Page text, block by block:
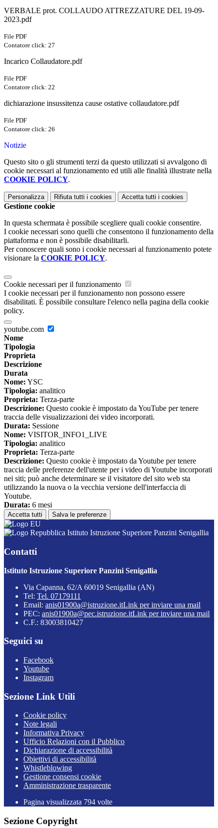
VERBALE prot. COLLAUDO ATTREZZATURE DEL 19-09-
2023.pdf
File PDF
Contatore click: 27
Incarico Collaudatore.pdf
File PDF
Contatore click: 22
dichiarazione insussitenza cause ostative collaudatore.pdf
File PDF
Contatore click: 26
Notizie
Questo sito o gli strumenti terzi da questo utilizzati si avvalgono di
cookie necessari al funzionamento ed utili alle finalità illustrate nella
COOKIE POLICY.
Personalizza Rifiuta tutti i cookies Accetta tutti i cookies
Gestione cookie
In questa schermata è possibile scegliere quali cookie consentire.
I cookie necessari sono quelli che consentono il funzionamento della
piattaforma e non è possibile disabilitarli.
Per conoscere quali sono i cookie necessari al funzionamento potete
visionare la COOKIE POLICY.
Cookie necessari per il funzionamento
I cookie necessari per il funzionamento non possono essere
disabilitati. È possibile consultare l'elenco nella pagina della cookie
policy.
youtube.com
Nome
Tipologia
Proprieta
Descrizione
Durata
Nome: YSC
Tipologia: analitico
Proprieta: Terza-parte
Descrizione: Questo cookie è impostato da YouTube per tenere
traccia delle visualizzazioni dei video incorporati.
Durata: Sessione
Nome: VISITOR_INFO1_LIVE
Tipologia: analitico
Proprieta: Terza-parte
Descrizione: Questo cookie è impostato da Youtube per tenere
traccia delle preferenze dell'utente per i video di Youtube incorporati
nei siti; può anche determinare se il visitatore del sito web sta
utilizzando la nuova o la vecchia versione dell'interfaccia di
Youtube.
Durata: 6 mesi
Accetta tutti Salva le preferenze
Istituto Istruzione Superiore Panzini Senigallia
Contatti
Istituto Istruzione Superiore Panzini Senigallia
Via Capanna, 62/A 60019 Senigallia (AN)
Tel: Tel. 07179111
Email: anis01900a@istruzione.itLink per inviare una mail
PEC: anis01900a@pec.istruzione.itLink per inviare una mail
C.F.: 83003810427
Seguici su
Facebook
Youtube
Instagram
Sezione Link Utili
Cookie policy
Note legali
Informativa Privacy
Ufficio Relazioni con il Pubblico
Dichiarazione di accessibilità
Obiettivi di accessibilità
Whistleblowing
Gestione consensi cookie
Amministrazione trasparente
Pagina visualizzata 794 volte
Sezione Copyright